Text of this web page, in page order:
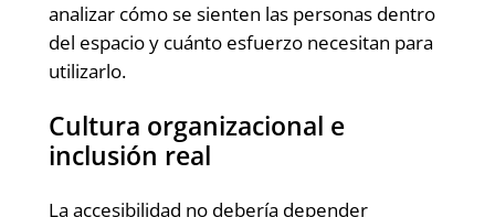
analizar cómo se sienten las personas dentro
del espacio y cuánto esfuerzo necesitan para
utilizarlo.
Cultura organizacional e
inclusión real
La accesibilidad no debería depender